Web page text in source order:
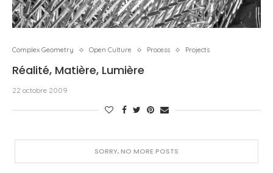
Complex Geometry Open Culture Process Projects
Réalité, Matière, Lumière
22 octobre 2009
SORRY, NO MORE POSTS